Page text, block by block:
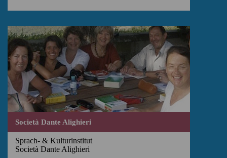
Società Dante Alighieri
Sprach- & Kulturinstitut
Società Dante Alighieri